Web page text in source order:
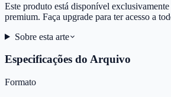
Este produto está disponível
premium. Faça upgrade para ter acesso a
Sobre esta arte
Especificações do Arquivo
Formato